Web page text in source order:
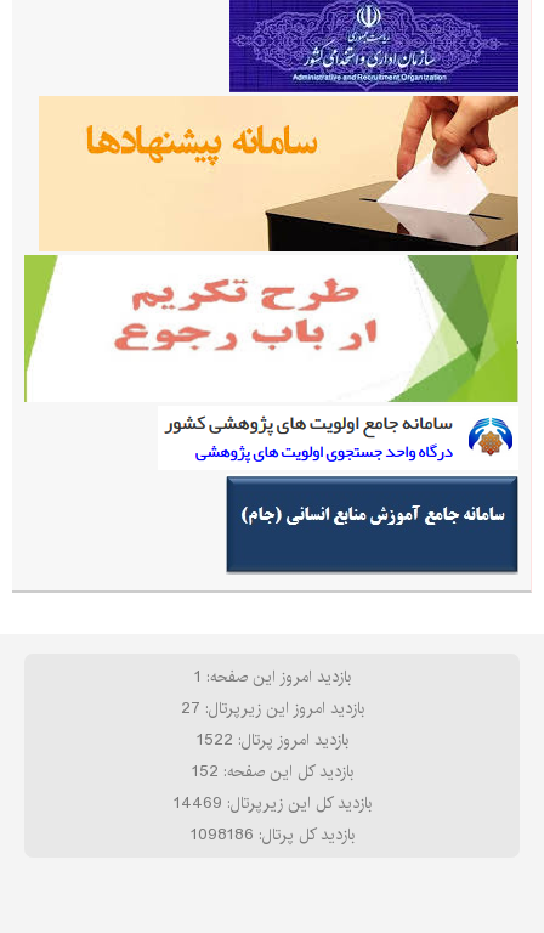
بازدید امروز این صفحه: 1
بازدید امروز این زیرپرتال: 27
بازدید امروز پرتال: 1522
بازدید کل این صفحه: 152
بازدید کل این زیرپرتال: 14469
بازدید کل پرتال: 1098186